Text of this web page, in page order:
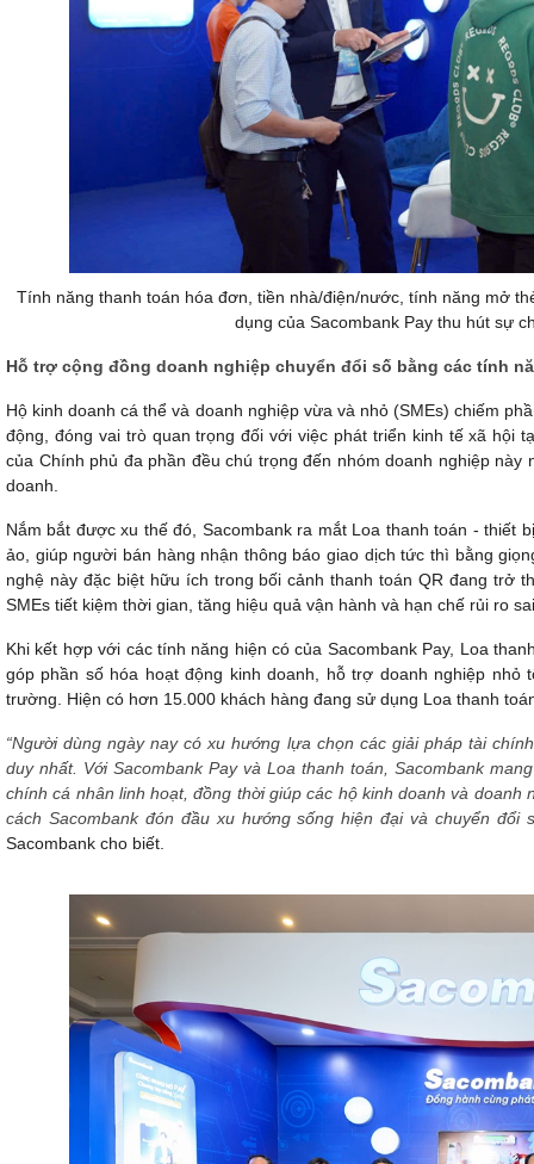
Tính năng thanh toán hóa đơn, tiền nhà/điện/nước, tính năng mở
dụng của Sacombank Pay thu hút sự
Hỗ trợ cộng đồng doanh nghiệp chuyển đổi số bằng các tính
Hộ kinh doanh cá thể và doanh nghiệp vừa và nhỏ (SMEs) chiếm
động, đóng vai trò quan trọng đối với việc phát triển kinh tế xã hội
của Chính phủ đa phần đều chú trọng đến nhóm doanh nghiệp
doanh.
Nắm bắt được xu thế đó, Sacombank ra mắt Loa thanh toán - thiết
ảo, giúp người bán hàng nhận thông báo giao dịch tức thì bằng
nghệ này đặc biệt hữu ích trong bối cảnh thanh toán QR đang trở
SMEs tiết kiệm thời gian, tăng hiệu quả vận hành và hạn chế rủi ro
Khi kết hợp với các tính năng hiện có của Sacombank Pay, Loa
góp phần số hóa hoạt động kinh doanh, hỗ trợ doanh nghiệp
trường. Hiện có hơn 15.000 khách hàng đang sử dụng Loa thanh
“Người dùng ngày nay có xu hướng lựa chọn các giải pháp tài
duy nhất. Với Sacombank Pay và Loa thanh toán, Sacombank
chính cá nhân linh hoạt, đồng thời giúp các hộ kinh doanh và
cách Sacombank đón đầu xu hướng sống hiện đại và chuyển
Sacombank cho biết.